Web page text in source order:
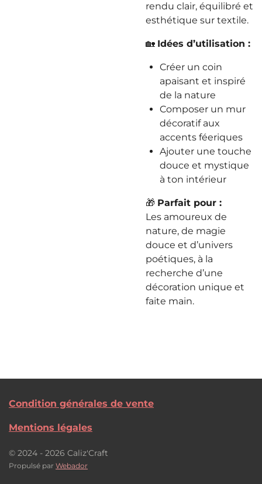
rendu clair, équilibré et
esthétique sur textile.
🏡 Idées d’utilisation :
Créer un coin
apaisant et inspiré
de la nature
Composer un mur
décoratif aux
accents féeriques
Ajouter une touche
douce et mystique
à ton intérieur
🎁 Parfait pour :
Les amoureux de
nature, de magie
douce et d’univers
poétiques, à la
recherche d’une
décoration unique et
faite main.
Condition générales de vente
Mentions légales
© 2024 - 2026 Caliz'Craft
Propulsé par Webador